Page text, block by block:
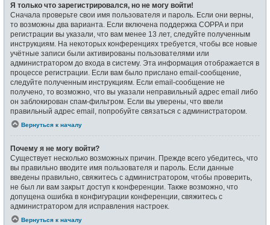
Я только что зарегистрировался, но не могу войти!
Сначала проверьте свои имя пользователя и пароль. Если они верны,
то возможны два варианта. Если включена поддержка COPPA и при
регистрации вы указали, что вам менее 13 лет, следуйте полученным
инструкциям. На некоторых конференциях требуется, чтобы все новые
учётные записи были активированы пользователями или
администратором до входа в систему. Эта информация отображается в
процессе регистрации. Если вам было прислано email-сообщение,
следуйте полученным инструкциям. Если email-сообщение не
получено, то возможно, что вы указали неправильный адрес email либо
он заблокирован спам-фильтром. Если вы уверены, что ввели
правильный адрес email, попробуйте связаться с администратором.
Вернуться к началу
Почему я не могу войти?
Существует несколько возможных причин. Прежде всего убедитесь, что
вы правильно вводите имя пользователя и пароль. Если данные
введены правильно, свяжитесь с администратором, чтобы проверить,
не был ли вам закрыт доступ к конференции. Также возможно, что
допущена ошибка в конфигурации конференции, свяжитесь с
администратором для исправления настроек.
Вернуться к началу